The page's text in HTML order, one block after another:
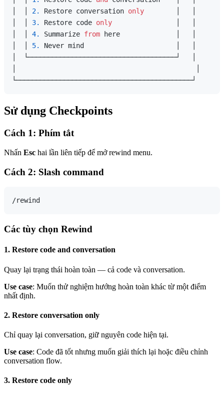
2. Restore conversation only
3. Restore code only
4. Summarize from here              │   │
5.
Never mind                       │   │
│  └─────────────────────────────────────┘   │
Sử dụng Checkpoints
Cách 1: Phím tắt
Nhấn Esc hai lần liên tiếp để mở rewind menu.
Cách 2: Slash command
Các tùy chọn Rewind
1. Restore code and conversation
Quay lại trạng thái hoàn toàn — cả code và conversation.
Use case: Muốn thử nghiệm hướng hoàn toàn khác từ một điểm
nhất định.
2. Restore conversation only
Chỉ quay lại conversation, giữ nguyên code hiện tại.
Use case: Code đã tốt nhưng muốn giải thích lại hoặc điều chỉnh
conversation flow.
3. Restore code only